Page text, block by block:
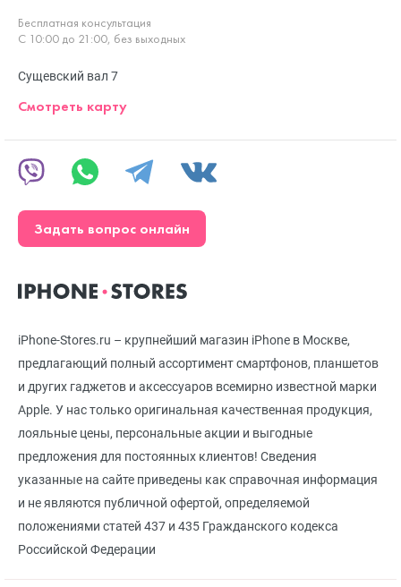
iPhone-Stores.ru – крупнейший магазин iPhone в Москве,
предлагающий полный ассортимент смартфонов, планшетов
и других гаджетов и аксессуаров всемирно известной марки
Apple. У нас только оригинальная качественная продукция,
лояльные цены, персональные акции и выгодные
предложения для постоянных клиентов! Сведения
указанные на сайте приведены как справочная информация
и не являются публичной офертой, определяемой
положениями статей 437 и 435 Гражданского кодекса
Российской Федерации
Бесплатная консультация
С 10:00 до 21:00, без выходных
Сущевский вал 7
Смотреть карту
Задать вопрос онлайн